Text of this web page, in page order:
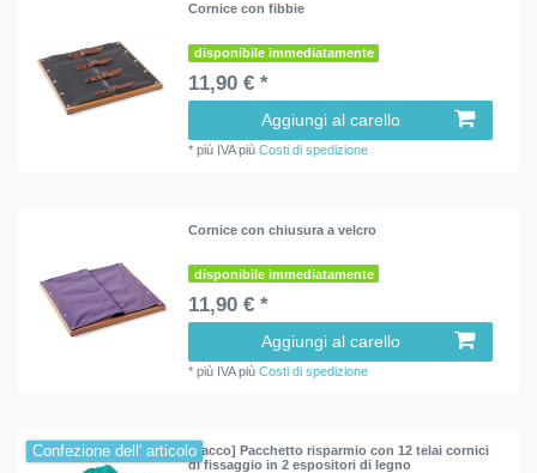
Cornice con fibbie
disponibile immediatamente
11,90 € *
Aggiungi al carello
*più IVApiùCosti di spedizione
Cornice con chiusura a velcro
disponibile immediatamente
11,90 € *
Aggiungi al carello
*più IVApiùCosti di spedizione
Confezione dell' articolo[Pacco] Pacchetto risparmio con 12 telai cornici
di fissaggio in 2 espositori di legno